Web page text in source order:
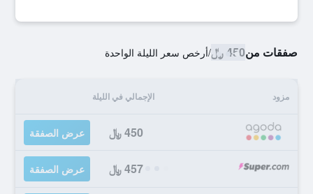
صفقات من450 ﷼ /أرخص سعر الليلة الواحدة
مزود الإجمالي في الليلة
450 ﷼ عرض الصفقة
457 ﷼ عرض الصفقة